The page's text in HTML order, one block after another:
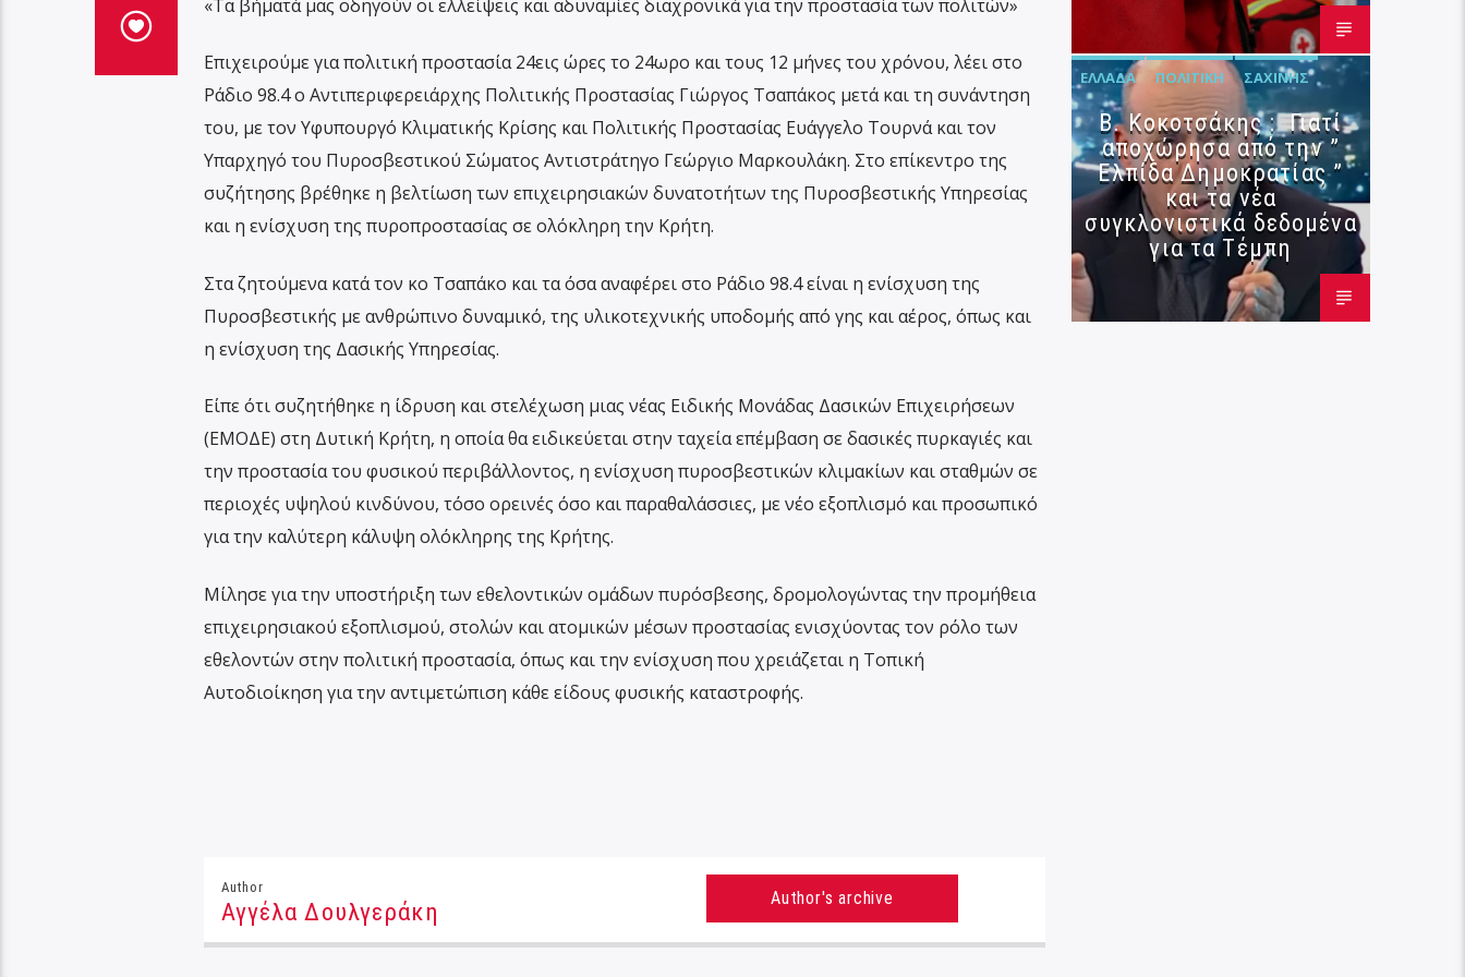
«Τα βήματά μας οδηγούν οι ελλείψεις και αδυναμίες διαχρονικά για την προστασία των πολιτών»
Επιχειρούμε για πολιτική προστασία 24εις ώρες το 24ωρο και τους 12 μήνες του χρόνου, λέει στο
Ράδιο 98.4 ο Αντιπεριφερειάρχης Πολιτικής Προστασίας Γιώργος Τσαπάκος μετά και τη συνάντηση
του, με τον Υφυπουργό Κλιματικής Κρίσης και Πολιτικής Προστασίας Ευάγγελο Τουρνά και τον
Υπαρχηγό του Πυροσβεστικού Σώματος Αντιστράτηγο Γεώργιο Μαρκουλάκη. Στο επίκεντρο της
συζήτησης βρέθηκε η βελτίωση των επιχειρησιακών δυνατοτήτων της Πυροσβεστικής Υπηρεσίας
και η ενίσχυση της πυροπροστασίας σε ολόκληρη την Κρήτη.
Στα ζητούμενα κατά τον κο Τσαπάκο και τα όσα αναφέρει στο Ράδιο 98.4 είναι η ενίσχυση της
Πυροσβεστικής με ανθρώπινο δυναμικό, της υλικοτεχνικής υποδομής από γης και αέρος, όπως και
η ενίσχυση της Δασικής Υπηρεσίας.
Είπε ότι συζητήθηκε η ίδρυση και στελέχωση μιας νέας Ειδικής Μονάδας Δασικών Επιχειρήσεων
(ΕΜΟΔΕ) στη Δυτική Κρήτη, η οποία θα ειδικεύεται στην ταχεία επέμβαση σε δασικές πυρκαγιές και
την προστασία του φυσικού περιβάλλοντος, η ενίσχυση πυροσβεστικών κλιμακίων και σταθμών σε
περιοχές υψηλού κινδύνου, τόσο ορεινές όσο και παραθαλάσσιες, με νέο εξοπλισμό και προσωπικό
για την καλύτερη κάλυψη ολόκληρης της Κρήτης.
Μίλησε για την υποστήριξη των εθελοντικών ομάδων πυρόσβεσης, δρομολογώντας την προμήθεια
επιχειρησιακού εξοπλισμού, στολών και ατομικών μέσων προστασίας ενισχύοντας τον ρόλο των
εθελοντών στην πολιτική προστασία, όπως και την ενίσχυση που χρειάζεται η Τοπική
Αυτοδιοίκηση για την αντιμετώπιση κάθε είδους φυσικής καταστροφής.
Author
Αγγέλα Δουλγεράκη Author's archive
ΕΛΛΆΔΑ ΠΟΛΙΤΙΚΉ ΣΑΧΊΝΗΣ
Β. Κοκοτσάκης : Γιατί
αποχώρησα από την ”
Ελπίδα Δημοκρατίας ”
και τα νέα
συγκλονιστικά δεδομένα
για τα Τέμπη